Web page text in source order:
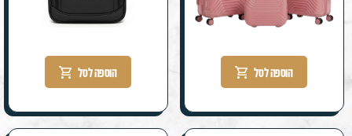
הוספה לסל הוספה לסל